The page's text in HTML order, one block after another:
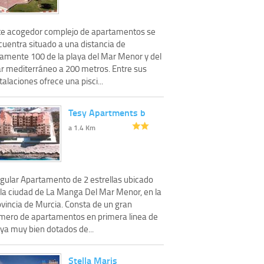
acogedor complejo de apartamentos se
situado a una distancia de
100 de la playa del Mar Menor y del
mediterráneo a 200 metros. Entre sus
ofrece una pisci...
Tesy Apartments b
a 1.4 Km
Apartamento de 2 estrellas ubicado
ciudad de La Manga Del Mar Menor, en la
de Murcia. Consta de un gran
de apartamentos en primera linea de
muy bien dotados de...
Stella Maris